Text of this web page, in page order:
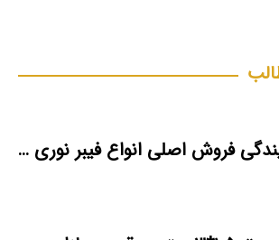
نمایندگی فروش اصلی انواع فیبر نوری obuc